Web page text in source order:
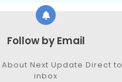
Follow by Email
Next Update Direct
inbox